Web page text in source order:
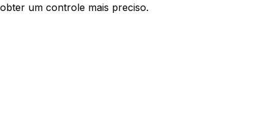
obter um controle mais preciso.